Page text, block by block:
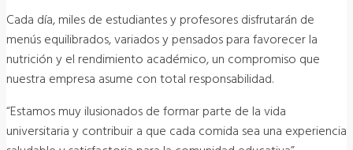
Cada día, miles de estudiantes y profesores disfrutarán de
menús equilibrados, variados y pensados para favorecer la
nutrición y el rendimiento académico, un compromiso que
nuestra empresa asume con total responsabilidad.
“Estamos muy ilusionados de formar parte de la vida
universitaria y contribuir a que cada comida sea una experiencia